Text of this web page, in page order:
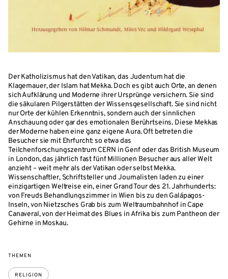
Der Katholizismus hat den Vatikan, das Judentum hat die
Klagemauer, der Islam hat Mekka. Doch es gibt auch Orte, an denen
sich Aufklärung und Moderne ihrer Ursprünge versichern. Sie sind
die säkularen Pilgerstätten der Wissensgesellschaft. Sie sind nicht
nur Orte der kühlen Erkenntnis, sondern auch der sinnlichen
Anschauung oder gar des emotionalen Berührtseins. Diese Mekkas
der Moderne haben eine ganz eigene Aura. Oft betreten die
Besucher sie mit Ehrfurcht: so etwa das
Teilchenforschungszentrum CERN in Genf oder das British Museum
in London, das jährlich fast fünf Millionen Besucher aus aller Welt
anzieht – weit mehr als der Vatikan oder selbst Mekka.
Wissenschaftler, Schriftsteller und Journalisten laden zu einer
einzigartigen Weltreise ein, einer Grand Tour des 21. Jahrhunderts:
von Freuds Behandlungszimmer in Wien bis zu den Galápagos-
Inseln, von Nietzsches Grab bis zum Weltraumbahnhof in Cape
Canaveral, von der Heimat des Blues in Afrika bis zum Pantheon der
Gehirne in Moskau.
THEMEN
RELIGION